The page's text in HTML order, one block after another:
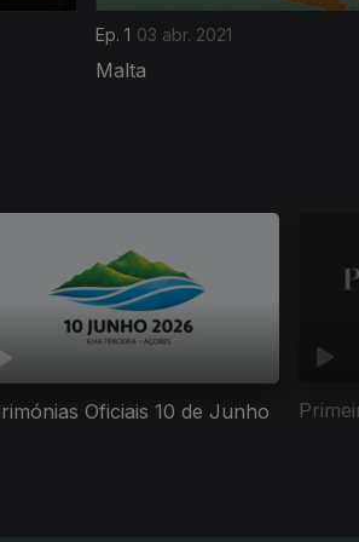
Ep. 1 03 abr. 2021
Malta
Oficiais 10 de Junho